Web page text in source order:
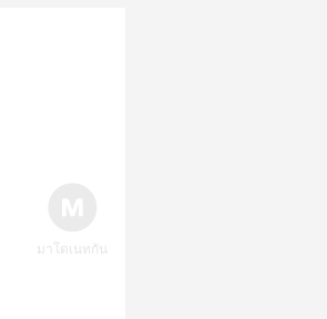
มาโดเนทกัน